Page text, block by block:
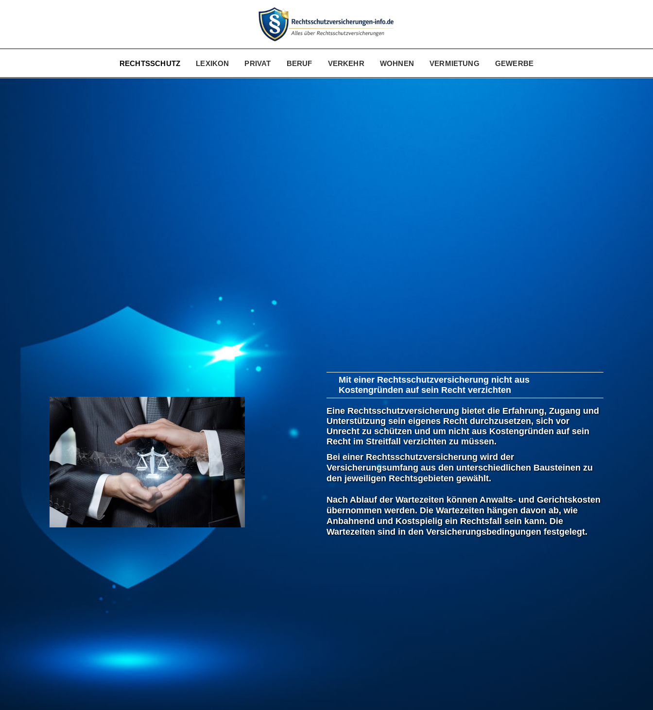
RECHTSSCHUTZ LEXIKON PRIVAT BERUF VERKEHR WOHNEN VERMIETUNG GEWERBE
Mit einer Rechtsschutzversicherung nicht aus
Kostengründen auf sein Recht verzichten
Eine Rechtsschutzversicherung bietet die Erfahrung, Zugang und
Unterstützung sein eigenes Recht durchzusetzen, sich vor
Unrecht zu schützen und um nicht aus Kostengründen auf sein
Recht im Streitfall verzichten zu müssen.
Bei einer Rechtsschutzversicherung wird der
Versicherungsumfang aus den unterschiedlichen Bausteinen zu
den jeweiligen Rechtsgebieten gewählt.
Nach Ablauf der Wartezeiten können Anwalts- und Gerichtskosten
übernommen werden. Die Wartezeiten hängen davon ab, wie
Anbahnend und Kostspielig ein Rechtsfall sein kann. Die
Wartezeiten sind in den Versicherungsbedingungen festgelegt.